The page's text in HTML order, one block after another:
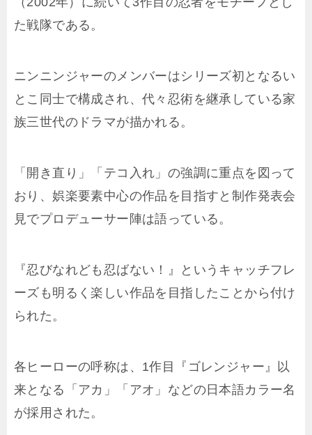
た戦隊である。
ニンニンジャーのメンバーはシリーズ初となるい
とこ同士で構成され、代々忍術を継承している家
族三世代のドラマが描かれる。
「開き直り」「テコ入れ」の強調に重点を図って
おり、娯楽要素中心の作品を目指すと制作発表会
見でプロデューサー陣は語っている。
『忍びなれども忍ばない！』というキャッチフレ
ーズも明るく楽しい作品を目指したことから付け
られた。
各ヒーローの呼称は、1作目『ゴレンジャー』以
来となる「アカ」「アオ」などの日本語カラー名
が採用された。